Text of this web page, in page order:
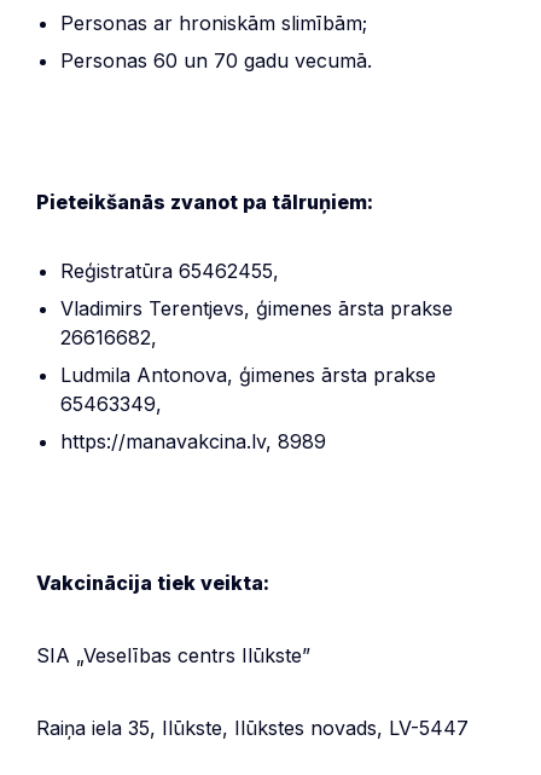
Personas ar hroniskām slimībām;
Personas 60 un 70 gadu vecumā.
Pieteikšanās zvanot pa tālruņiem:
Reģistratūra 65462455,
Vladimirs Terentjevs, ģimenes ārsta prakse
26616682,
Ludmila Antonova, ģimenes ārsta prakse
65463349,
https://manavakcina.lv, 8989
Vakcinācija tiek veikta:
SIA „Veselības centrs Ilūkste”
Raiņa iela 35, Ilūkste, Ilūkstes novads, LV-5447